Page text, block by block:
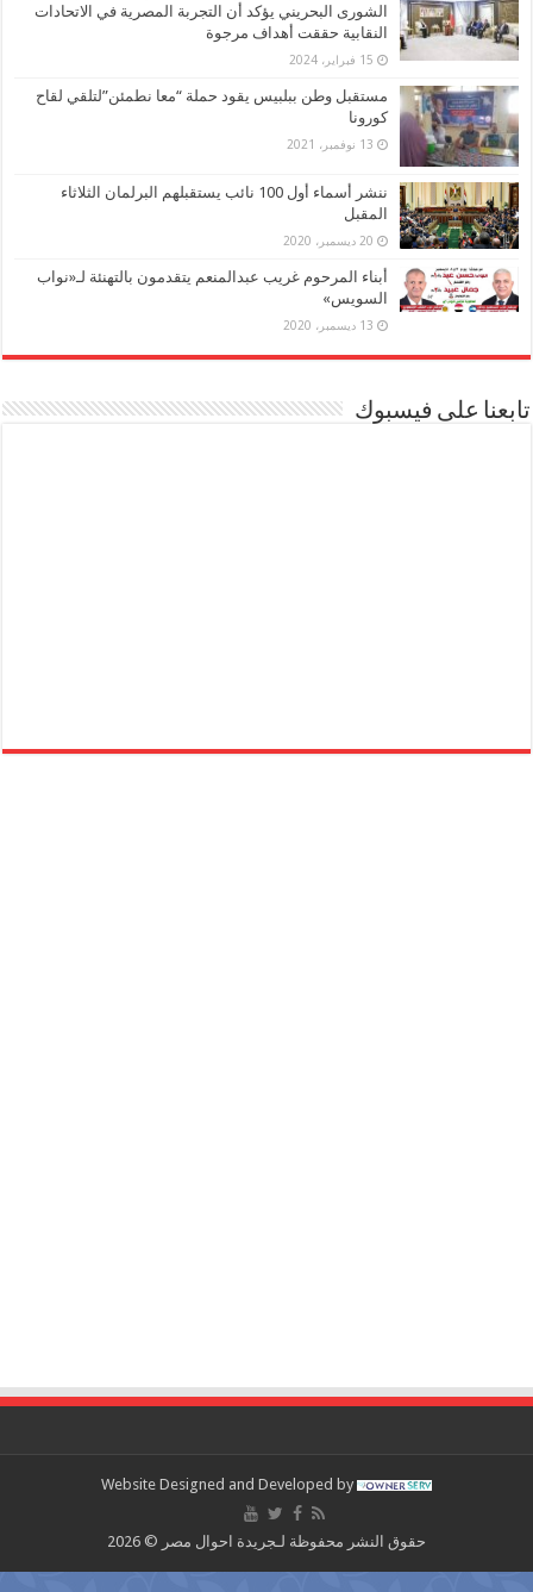
الشورى البحريني يؤكد أن التجربة المصرية في الاتحادات
النقابية حققت أهداف مرجوة
15 فبراير، 2024
مستقبل وطن ببلبيس يقود حملة “معا نطمئن”لتلقي لقاح
كورونا
13 نوفمبر، 2021
ننشر أسماء أول 100 نائب يستقبلهم البرلمان الثلاثاء
المقبل
20 ديسمبر، 2020
أبناء المرحوم غريب عبدالمنعم يتقدمون بالتهنئة لـ«نواب
السويس»
13 ديسمبر، 2020
تابعنا على فيسبوك
Website Designed and Developed by
حقوق النشر محفوظة لـجريدة احوال مصر © 2026